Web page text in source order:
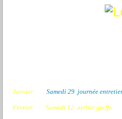
Janvier Samedi 29 journée
Février Samedi 12 atelier greffe.